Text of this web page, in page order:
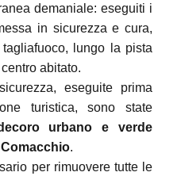
demaniale: eseguiti i
in sicurezza e cura,
lungo la pista
abitato.
eseguite prima
turistica, sono state
urbano e verde
.
per rimuovere tutte le